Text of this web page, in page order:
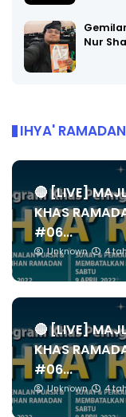
Nur
IHYA' RAMADAN
🔴 [LIVE]
KHAS
#06...
Unknown 4
🔴 [LIVE]
KHAS
#06...
Unknown 4